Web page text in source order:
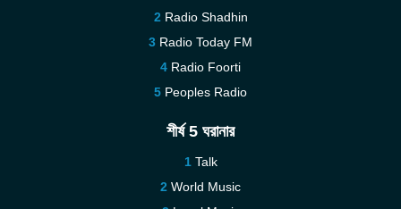
Radio Shadhin
Radio Today FM
Radio Foorti
Peoples Radio
শীর্ষ 5 ঘরানার
Talk
World Music